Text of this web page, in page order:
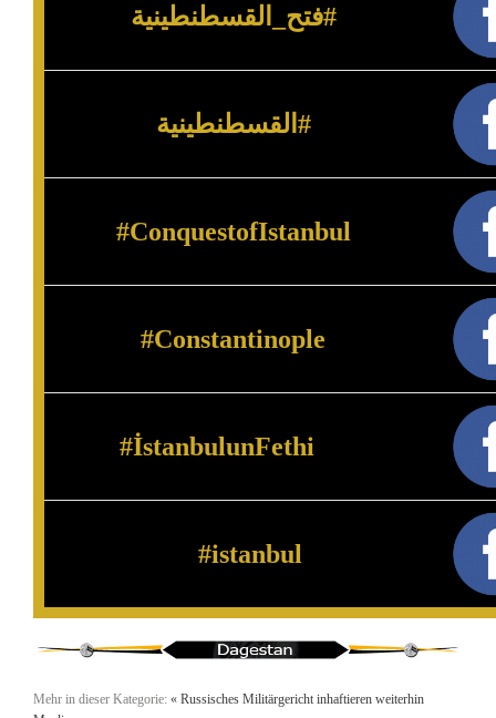
#فتح_القسطنطينية
#القسطنطينية
#ConquestofIstanbul
#Constantinople
İstanbulunFethi#
#istanbul
Mehr in dieser Kategorie: « Russisches Militärgericht inhaftieren weiterhin